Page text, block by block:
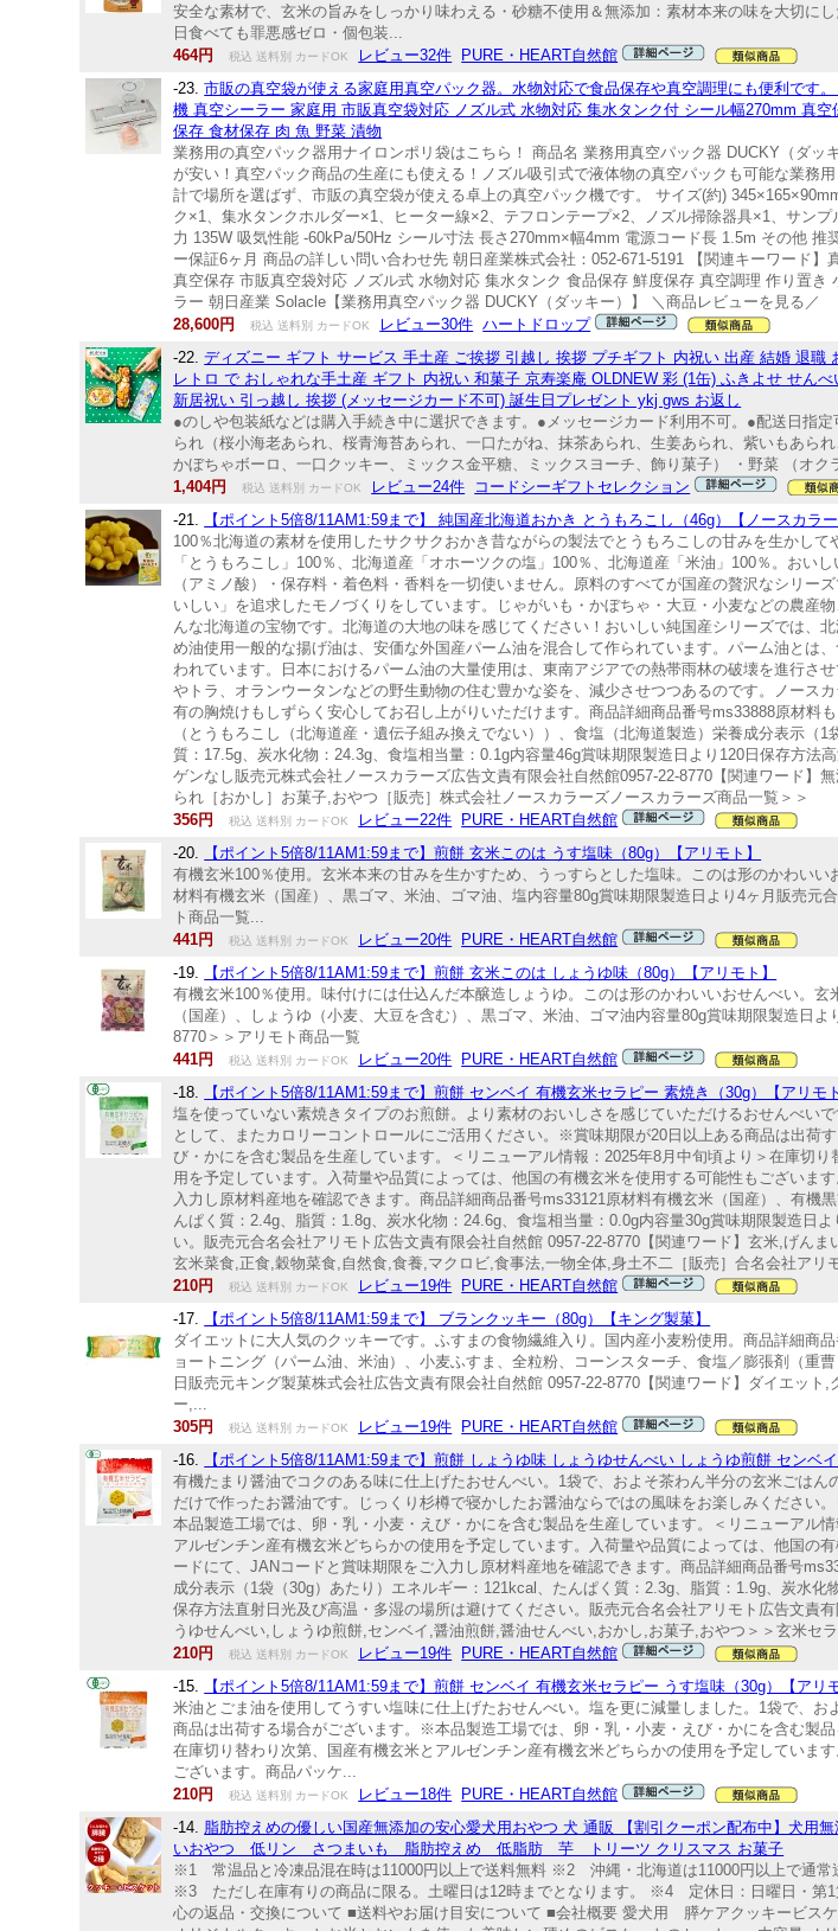
安全な素材で、玄米の旨みをしっかり味わえる・砂糖不使用＆無添加：素材本来の味を大切に
日食べても罪悪感ゼロ・個包装...
464円
税込 送料別 カードOK レビュー32件
PURE・HEART自然館
-23.市販の真空袋が使える家庭用真空パック器。水物対応で食品保存や真空調理にも便利です
機 真空シーラー 家庭用 市販真空袋対応 ノズル式 水物対応 集水タンク付 シール幅270mm 真
保存 食材保存 肉 魚 野菜 漬物
業務用の真空パック器用ナイロンポリ袋はこちら！ 商品名 業務用真空パック器 DUCKY（ダ
が安い！真空パック商品の生産にも使える！ノズル吸引式で液体物の真空パックも可能な業務
計で場所を選ばず、市販の真空袋が使える卓上の真空パック機です。 サイズ(約)
ク×1、集水タンクホルダー×1、ヒーター線×2、テフロンテープ×2、ノズル掃除器具×1、サン
力 135W 吸気性能 -60kPa/50Hz シール寸法 長さ270mm×幅4mm 電源コード長 1.5m その他
ー保証6ヶ月 商品の詳しい問い合わせ先 朝日産業株式会社：052-671-5191 【関連キーワード
真空保存 市販真空袋対応 ノズル式 水物対応 集水タンク 食品保存 鮮度保存 真空調理 作り置
ラー 朝日産業 Solacle【業務用真空パック器 DUCKY（ダッキー）】 ＼商品レビューを見る／
28,600円
税込 送料別 カードOK レビュー30件 ハートドロップ
-22.ディズニー ギフト サービス 手土産 ご挨拶 引越し 挨拶 プチギフト 内祝い 出産 結婚 退
レトロ で おしゃれな手土産 ギフト 内祝い 和菓子 京寿楽庵 OLDNEW 彩 (1缶) ふきよせ せん
新居祝い 引っ越し 挨拶 (メッセージカード不可) 誕生日プレゼント ykj gws お返し
●のしや包装紙などは購入手続き中に選択できます。●メッセージカード利用不可。●配送日指
られ（桜小海老あられ、桜青海苔あられ、一口たがね、抹茶あられ、生姜あられ、紫いもあら
かぼちゃボーロ、一口クッキー、ミックス金平糖、ミックスヨーチ、飾り菓子） ・野菜 （オ
1,404円
税込 送料別 カードOK レビュー24件
コードシーギフトセレクション
-21.
【ポイント5倍8/11AM1:59まで】 純国産北海道おかき とうもろこし（46g）【ノースカラー
100％北海道の素材を使用したサクサクおかき昔ながらの製法でとうもろこしの甘みを生かし
「とうもろこし」100％、北海道産「オホーツクの塩」100％、北海道産「米油」100％。おい
（アミノ酸）・保存料・着色料・香料を一切使いません。原料のすべてが国産の贅沢なシリー
いしい」を追求したモノづくりをしています。じゃがいも・かぼちゃ・大豆・小麦などの農産
んな北海道の宝物です。北海道の大地の味を感じてください！おいしい純国産シリーズでは、
め油使用一般的な揚げ油は、安価な外国産パーム油を混合して作られています。パーム油とは
われています。日本におけるパーム油の大量使用は、東南アジアでの熱帯雨林の破壊を進行さ
やトラ、オランウータンなどの野生動物の住む豊かな姿を、減少させつつあるのです。ノース
有の胸焼けもしずらく安心してお召し上がりいただけます。商品詳細商品番号ms33888原材料
（とうもろこし（北海道産・遺伝子組み換えでない））、食塩（北海道製造）栄養成分表示（
質：17.5g、炭水化物：24.3g、食塩相当量：0.1g内容量46g賞味期限製造日より120日保存方法
ゲンなし販売元株式会社ノースカラーズ広告文責有限会社自然館0957-22-8770【関連ワード】
られ［おかし］お菓子,おやつ［販売］株式会社ノースカラーズノースカラーズ商品一覧＞＞
356円
税込 送料別 カードOK レビュー22件
PURE・HEART自然館
-20.
【ポイント5倍8/11AM1:59まで】煎餅 玄米このは うす塩味（80g）【アリモト】
有機玄米100％使用。玄米本来の甘みを生かすため、うっすらとした塩味。このは形のかわい
材料有機玄米（国産）、黒ゴマ、米油、ゴマ油、塩内容量80g賞味期限製造日より4ヶ月販売元
ト商品一覧...
441円
税込 送料別 カードOK レビュー20件
PURE・HEART自然館
-19.
【ポイント5倍8/11AM1:59まで】煎餅 玄米このは しょうゆ味（80g）【アリモト】
有機玄米100％使用。味付けには仕込んだ本醸造しょうゆ。このは形のかわいいおせんべい。
（国産）、しょうゆ（小麦、大豆を含む）、黒ゴマ、米油、ゴマ油内容量80g賞味期限製造日
8770＞＞アリモト商品一覧
441円
税込 送料別 カードOK レビュー20件
PURE・HEART自然館
-18.
【ポイント5倍8/11AM1:59まで】煎餅 センベイ 有機玄米セラピー 素焼き（30g）【アリモト
塩を使っていない素焼きタイプのお煎餅。より素材のおいしさを感じていただけるおせんべい
として、またカロリーコントロールにご活用ください。※賞味期限が20日以上ある商品は出荷
び・かにを含む製品を生産しています。＜リニューアル情報：2025年8月中旬頃より＞在庫切
用を予定しています。入荷量や品質によっては、他国の有機玄米を使用する可能性もございま
入力し原材料産地を確認できます。商品詳細商品番号ms33121原材料有機玄米（国産）、有機
んぱく質：2.4g、脂質：1.8g、炭水化物：24.6g、食塩相当量：0.0g内容量30g賞味期限製造日
い。販売元合名会社アリモト広告文責有限会社自然館 0957-22-8770【関連ワード】玄米,げん
玄米菜食,正食,穀物菜食,自然食,食養,マクロビ,食事法,一物全体,身土不二［販売］合名会社アリ
210円
税込 送料別 カードOK レビュー19件
PURE・HEART自然館
-17.
【ポイント5倍8/11AM1:59まで】 ブランクッキー（80g）【キング製菓】
ダイエットに大人気のクッキーです。ふすまの食物繊維入り。国内産小麦粉使用。商品詳細商
ョートニング（パーム油、米油）、小麦ふすま、全粒粉、コーンスターチ、食塩／膨張剤（重
日販売元キング製菓株式会社広告文責有限会社自然館 0957-22-8770【関連ワード】ダイエッ
ー,...
305円
税込 送料別 カードOK レビュー19件
PURE・HEART自然館
-16.
【ポイント5倍8/11AM1:59まで】煎餅 しょうゆ味 しょうゆせんべい しょうゆ煎餅 センベ
有機たまり醤油でコクのある味に仕上げたおせんべい。1袋で、およそ茶わん半分の玄米ごは
だけで作ったお醤油です。じっくり杉樽で寝かしたお醤油ならではの風味をお楽しみくださ
本品製造工場では、卵・乳・小麦・えび・かにを含む製品を生産しています。＜リニューアル
アルゼンチン産有機玄米どちらかの使用を予定しています。入荷量や品質によっては、他国の
ードにて、JANコードと賞味期限をご入力し原材料産地を確認できます。商品詳細商品番号
成分表示（1袋（30g）あたり）エネルギー：121kcal、たんぱく質：2.3g、脂質：1.9g、炭水
保存方法直射日光及び高温・多湿の場所は避けてください。販売元合名会社アリモト広告文責
うゆせんべい,しょうゆ煎餅,センベイ,醤油煎餅,醤油せんべい,おかし,お菓子,おやつ＞＞玄米セ
210円
税込 送料別 カードOK レビュー19件
PURE・HEART自然館
-15.
【ポイント5倍8/11AM1:59まで】煎餅 センベイ 有機玄米セラピー うす塩味（30g）【アリ
米油とごま油を使用してうすい塩味に仕上げたおせんべい。塩を更に減量しました。1袋で、
商品は出荷する場合がございます。※本品製造工場では、卵・乳・小麦・えび・かにを含む製
在庫切り替わり次第、国産有機玄米とアルゼンチン産有機玄米どちらかの使用を予定していま
ございます。商品パッケ...
210円
税込 送料別 カードOK レビュー18件
PURE・HEART自然館
-14. 脂肪控えめの優しい国産無添加の安心愛犬用おやつ 犬 通販 【割引クーポン配布中】犬
いおやつ 低リン さつまいも 脂肪控えめ 低脂肪 芋 トリーツ クリスマス お菓子
※1 常温品と冷凍品混在時は11000円以上で送料無料 ※2 沖縄・北海道は11000円以上で通常
※3 ただし在庫有りの商品に限る。土曜日は12時までとなります。 ※4 定休日：日曜日・第1
心の返品・交換について ■送料やお届け目安について ■会社概要 愛犬用 膵ケアクッキービス